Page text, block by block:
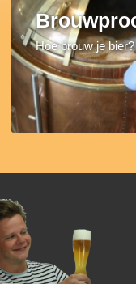
Hoe brouw je bier?